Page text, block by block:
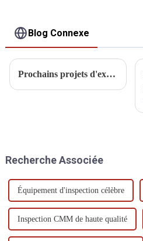
Blog Connexe
Prochains projets d'exposition DIPSEC 2025
Recherche Associée
Équipement d'inspection célèbre
Inspection CMM de haute qualité